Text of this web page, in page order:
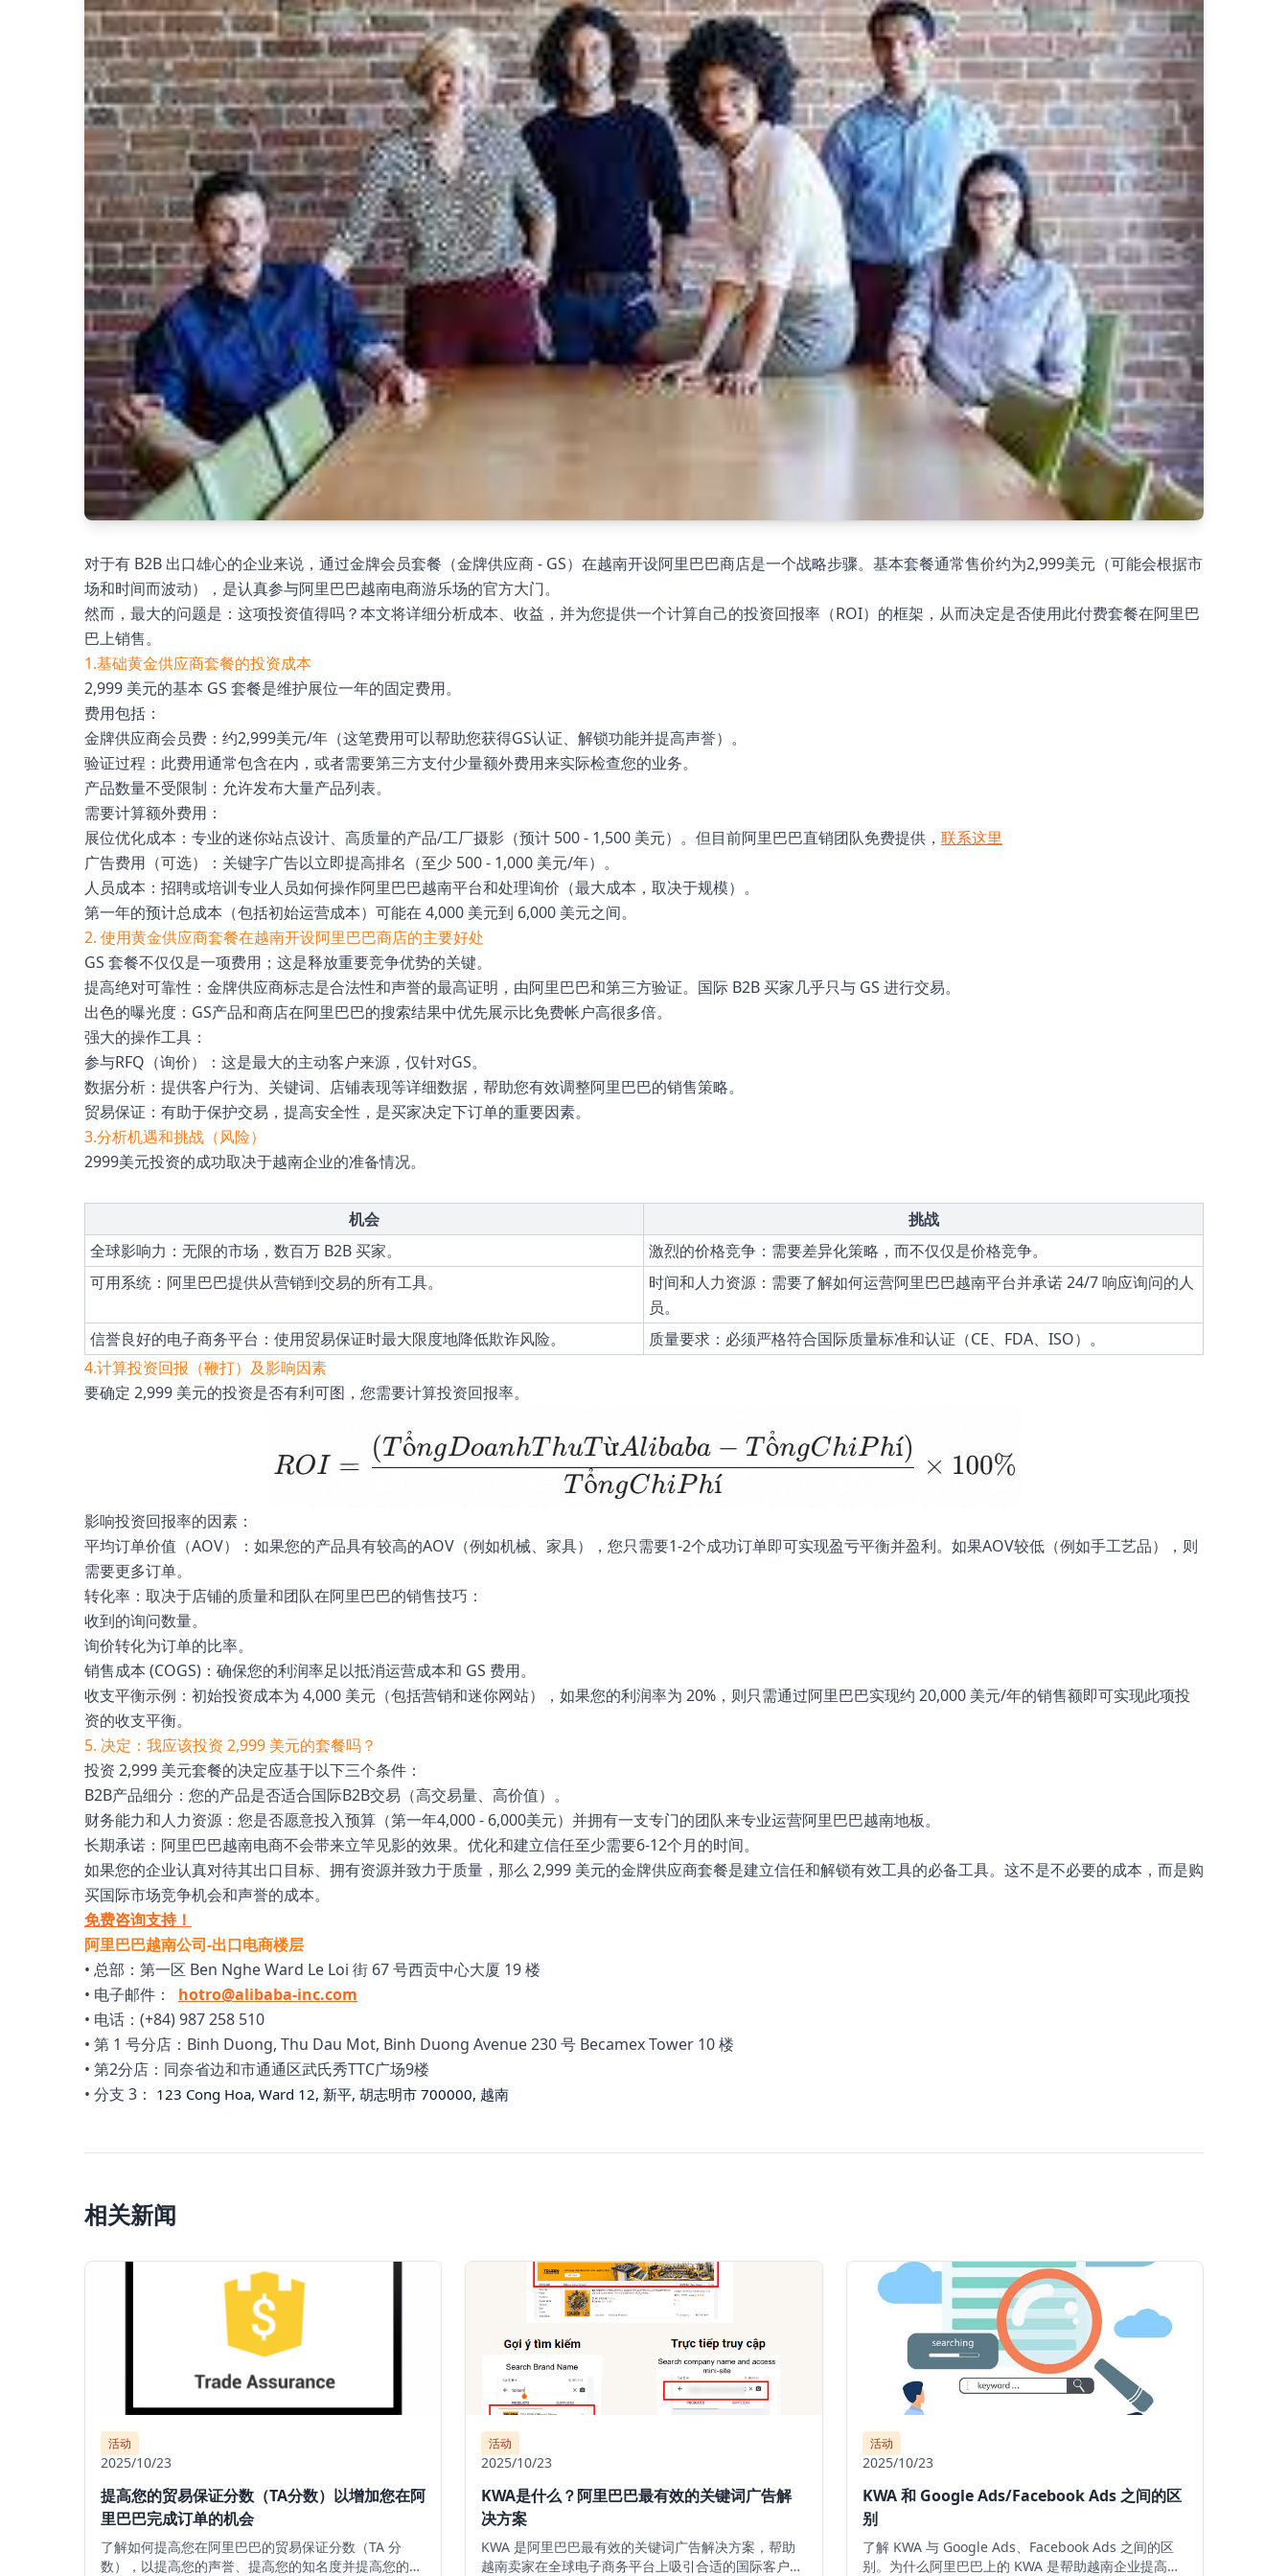
对于有 B2B 出口雄心的企业来说，通过金牌会员套餐（金牌供应商 - GS）在越南开设阿里巴巴商店是一个战略步骤。基本套餐通常售价约为2,999美元（可能会根据市
场和时间而波动），是认真参与阿里巴巴越南电商游乐场的官方大门。
然而，最大的问题是：这项投资值得吗？本文将详细分析成本、收益，并为您提供一个计算自己的投资回报率（ROI）的框架，从而决定是否使用此付费套餐在阿里巴
巴上销售。
1.基础黄金供应商套餐的投资成本
2,999 美元的基本 GS 套餐是维护展位一年的固定费用。
费用包括：
金牌供应商会员费：约2,999美元/年（这笔费用可以帮助您获得GS认证、解锁功能并提高声誉）。
验证过程：此费用通常包含在内，或者需要第三方支付少量额外费用来实际检查您的业务。
产品数量不受限制：允许发布大量产品列表。
需要计算额外费用：
展位优化成本：专业的迷你站点设计、高质量的产品/工厂摄影（预计 500 - 1,500 美元）。但目前阿里巴巴直销团队免费提供， 联系这里
广告费用（可选）：关键字广告以立即提高排名（至少 500 - 1,000 美元/年）。
人员成本：招聘或培训专业人员如何操作阿里巴巴越南平台和处理询价（最大成本，取决于规模）。
第一年的预计总成本（包括初始运营成本）可能在 4,000 美元到 6,000 美元之间。
2. 使用黄金供应商套餐在越南开设阿里巴巴商店的主要好处
GS 套餐不仅仅是一项费用；这是释放重要竞争优势的关键。
提高绝对可靠性：金牌供应商标志是合法性和声誉的最高证明，由阿里巴巴和第三方验证。国际 B2B 买家几乎只与 GS 进行交易。
出色的曝光度：GS产品和商店在阿里巴巴的搜索结果中优先展示比免费帐户高很多倍。
强大的操作工具：
参与RFQ（询价）：这是最大的主动客户来源，仅针对GS。
数据分析：提供客户行为、关键词、店铺表现等详细数据，帮助您有效调整阿里巴巴的销售策略。
贸易保证：有助于保护交易，提高安全性，是买家决定下订单的重要因素。
3.分析机遇和挑战（风险）
2999美元投资的成功取决于越南企业的准备情况。
机会
挑战
全球影响力：无限的市场，数百万 B2B 买家。
激烈的价格竞争：需要差异化策略，而不仅仅是价格竞争。
可用系统：阿里巴巴提供从营销到交易的所有工具。
时间和人力资源：需要了解如何运营阿里巴巴越南平台并承诺 24/7 响应询问的人
员。
信誉良好的电子商务平台：使用贸易保证时最大限度地降低欺诈风险。
质量要求：必须严格符合国际质量标准和认证（CE、FDA、ISO）。
4.计算投资回报（鞭打）及影响因素
要确定 2,999 美元的投资是否有利可图，您需要计算投资回报率。
影响投资回报率的因素：
平均订单价值（AOV）：如果您的产品具有较高的AOV（例如机械、家具），您只需要1-2个成功订单即可实现盈亏平衡并盈利。如果AOV较低（例如手工艺品），则
需要更多订单。
转化率：取决于店铺的质量和团队在阿里巴巴的销售技巧：
收到的询问数量。
询价转化为订单的比率。
销售成本 (COGS)：确保您的利润率足以抵消运营成本和 GS 费用。
收支平衡示例：初始投资成本为 4,000 美元（包括营销和迷你网站），如果您的利润率为 20%，则只需通过阿里巴巴实现约 20,000 美元/年的销售额即可实现此项投
资的收支平衡。
5. 决定：我应该投资 2,999 美元的套餐吗？
投资 2,999 美元套餐的决定应基于以下三个条件：
B2B产品细分：您的产品是否适合国际B2B交易（高交易量、高价值）。
财务能力和人力资源：您是否愿意投入预算（第一年4,000 - 6,000美元）并拥有一支专门的团队来专业运营阿里巴巴越南地板。
长期承诺：阿里巴巴越南电商不会带来立竿见影的效果。优化和建立信任至少需要6-12个月的时间。
如果您的企业认真对待其出口目标、拥有资源并致力于质量，那么 2,999 美元的金牌供应商套餐是建立信任和解锁有效工具的必备工具。这不是不必要的成本，而是购
买国际市场竞争机会和声誉的成本。
免费咨询支持！
阿里巴巴越南公司-出口电商楼层
• 总部：第一区 Ben Nghe Ward Le Loi 街 67 号西贡中心大厦 19 楼
• 电子邮件： hotro@alibaba-inc.com
• 电话：(+84) 987 258 510
• 第 1 号分店：Binh Duong, Thu Dau Mot, Binh Duong Avenue 230 号 Becamex Tower 10 楼
• 第2分店：同奈省边和市通通区武氏秀TTC广场9楼
• 分支 3： 123 Cong Hoa, Ward 12, 新平, 胡志明市 700000, 越南
相关新闻
活动
2025/10/23
提高您的贸易保证分数（TA分数）以增加您在阿
里巴巴完成订单的机会
了解如何提高您在阿里巴巴的贸易保证分数（TA 分
数），以提高您的声誉、提高您的知名度并提高您的出
活动
2025/10/23
KWA是什么？阿里巴巴最有效的关键词广告解
决方案
KWA 是阿里巴巴最有效的关键词广告解决方案，帮助
越南卖家在全球电子商务平台上吸引合适的国际客户、
活动
2025/10/23
KWA 和 Google Ads/Facebook Ads 之间的区
别
了解 KWA 与 Google Ads、Facebook Ads 之间的区
别。为什么阿里巴巴上的 KWA 是帮助越南企业提高知